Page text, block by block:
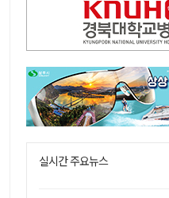
실시간 주요뉴스